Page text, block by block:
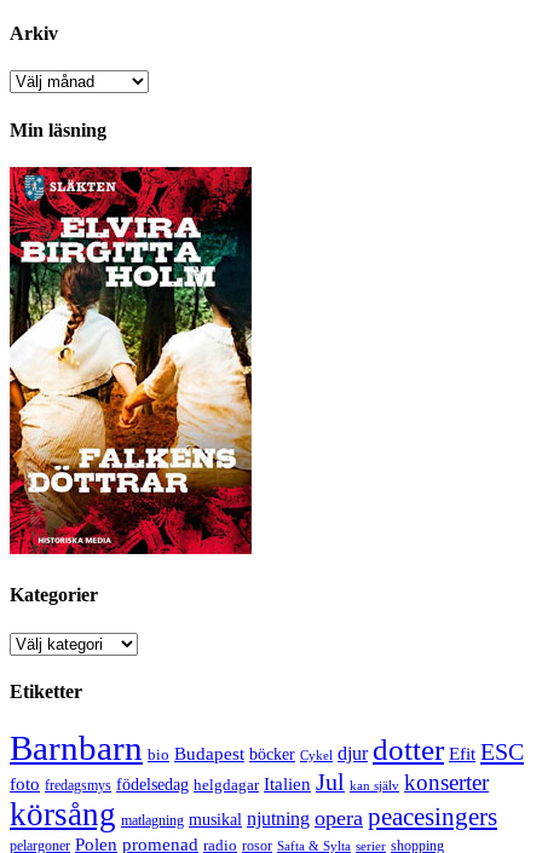
Arkiv
Arkiv
Min läsning
Kategorier
Kategorier
Etiketter
Barnbarn bio Budapest böcker Cykel djur dotter Efit ESC
foto fredagsmys födelsedag helgdagar Italien Jul kan själv konserter
körsång matlagning musikal njutning opera peacesingers
pelargoner Polen promenad radio rosor Safta & Sylta serier shopping